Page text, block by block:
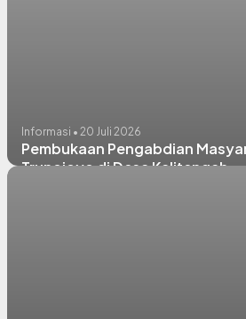
Informasi • 20 Juli 2026
Pembukaan Pengabdian
Trunojoyo di Desa Kalitengah